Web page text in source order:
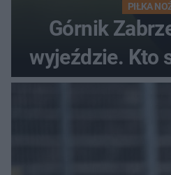
PIŁKA
Górnik
wyjeździe. Kto